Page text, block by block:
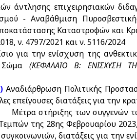
άντλησης επιχειρησιακών
- Αναβάθμιση
Καταστροφών και
ν. 4797/2021 και ν. 5116/2024
για την ενίσχυση της
Σώμα (ΚΕΦΑΛΑΙΟ Β: ΕΝΙΣΧΥΣΗ
Αναδιάρθρωση Πολιτικής
επείγουσες διατάξεις για την
Μέτρα στήριξης των συγγενών
της 28ης Φεβρουαρίου 2023,
διατάξεις για την